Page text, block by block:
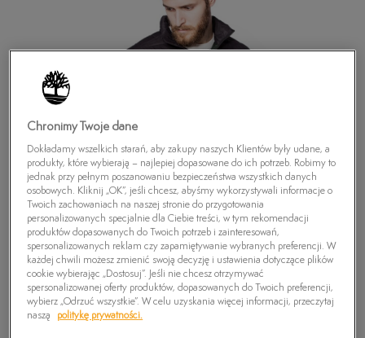
Chronimy Twoje dane
Dokładamy wszelkich starań, aby zakupy naszych Klientów były udane, a
produkty, które wybierają – najlepiej dopasowane do ich potrzeb. Robimy to
jednak przy pełnym poszanowaniu bezpieczeństwa wszystkich danych
osobowych. Kliknij „OK”, jeśli chcesz, abyśmy wykorzystywali informacje o
Twoich zachowaniach na naszej stronie do przygotowania
personalizowanych specjalnie dla Ciebie treści, w tym rekomendacji
produktów dopasowanych do Twoich potrzeb i zainteresowań,
spersonalizowanych reklam czy zapamiętywanie wybranych preferencji. W
każdej chwili możesz zmienić swoją decyzję i ustawienia dotyczące plików
cookie wybierając „Dostosuj”. Jeśli nie chcesz otrzymywać
spersonalizowanej oferty produktów, dopasowanych do Twoich preferencji,
wybierz „Odrzuć wszystkie”. W celu uzyskania więcej informacji, przeczytaj
naszą
politykę prywatności.